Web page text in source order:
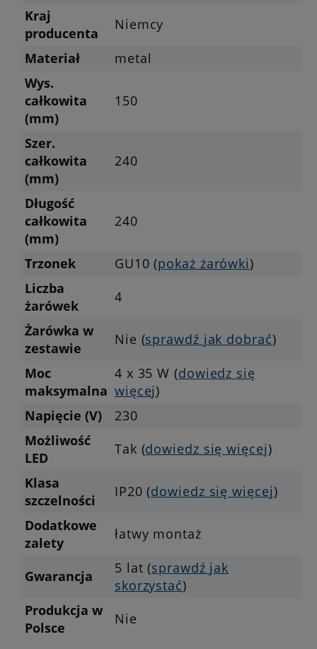
Kraj
producenta
Niemcy
Materiał
metal
Wys.
całkowita
(mm)
150
Szer.
całkowita
(mm)
240
Długość
całkowita
(mm)
240
Trzonek GU10 (pokaż żarówki)
Liczba
żarówek
4
Żarówka w
zestawie
Nie (sprawdź jak dobrać)
Moc
maksymalna
4 x 35 W (dowiedz się
więcej)
Napięcie (V)
230
Możliwość
LED
Tak (dowiedz się więcej)
Klasa
szczelności
IP20 (dowiedz się więcej)
Dodatkowe
zalety
łatwy montaż
Gwarancja 5 lat (sprawdź jak
skorzystać)
Produkcja w
Polsce
Nie